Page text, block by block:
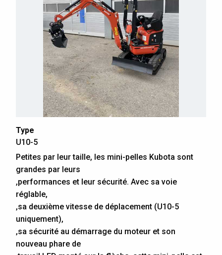
Type
U10-5
Petites par leur taille, les mini-pelles Kubota sont
grandes par leurs
,performances et leur sécurité. Avec sa voie
réglable,
,sa deuxième vitesse de déplacement (U10-5
uniquement),
,sa sécurité au démarrage du moteur et son
nouveau phare de